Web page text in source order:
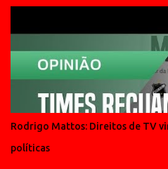
Rodrigo Mattos: Direitos de TV
políticas